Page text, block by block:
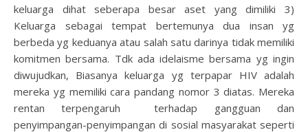
keluarga dihat seberapa besar aset yang dimiliki 3)
Keluarga sebagai tempat bertemunya dua insan yg
berbeda yg keduanya atau salah satu darinya tidak memiliki
komitmen bersama. Tdk ada idelaisme bersama yg ingin
diwujudkan, Biasanya keluarga yg terpapar HIV adalah
mereka yg memiliki cara pandang nomor 3 diatas. Mereka
rentan terpengaruh terhadap gangguan dan
penyimpangan-penyimpangan di sosial masyarakat seperti